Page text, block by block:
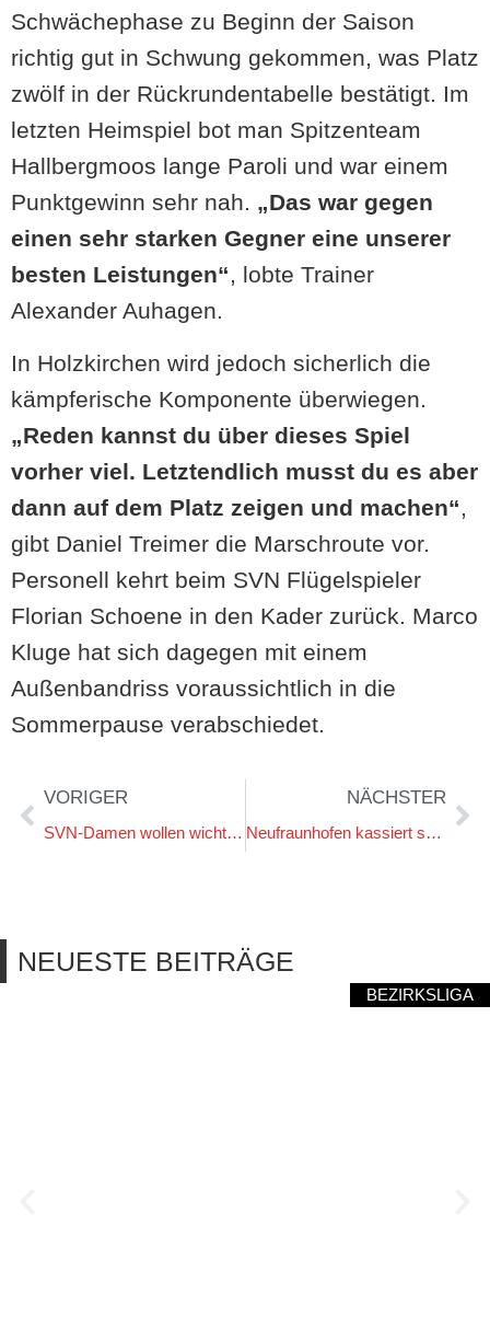
Schwächephase zu Beginn der Saison
richtig gut in Schwung gekommen, was Platz
zwölf in der Rückrundentabelle bestätigt. Im
letzten Heimspiel bot man Spitzenteam
Hallbergmoos lange Paroli und war einem
Punktgewinn sehr nah. „Das war gegen
einen sehr starken Gegner eine unserer
besten Leistungen“, lobte Trainer
Alexander Auhagen.
In Holzkirchen wird jedoch sicherlich die
kämpferische Komponente überwiegen.
„Reden kannst du über dieses Spiel
vorher viel. Letztendlich musst du es aber
dann auf dem Platz zeigen und machen“
gibt Daniel Treimer die Marschroute vor.
Personell kehrt beim SVN Flügelspieler
Florian Schoene in den Kader zurück. Marco
Kluge hat sich dagegen mit einem
Außenbandriss voraussichtlich in die
Sommerpause verabschiedet.
VORIGER
SVN-Damen wollen wichtigen Derbysieg gegen Vilslern
NÄCHSTER
Neufraunhofen kassiert späten Rückschlag im Abstiegsduell
NEUESTE BEITRÄGE
BEZIRKSLIGA